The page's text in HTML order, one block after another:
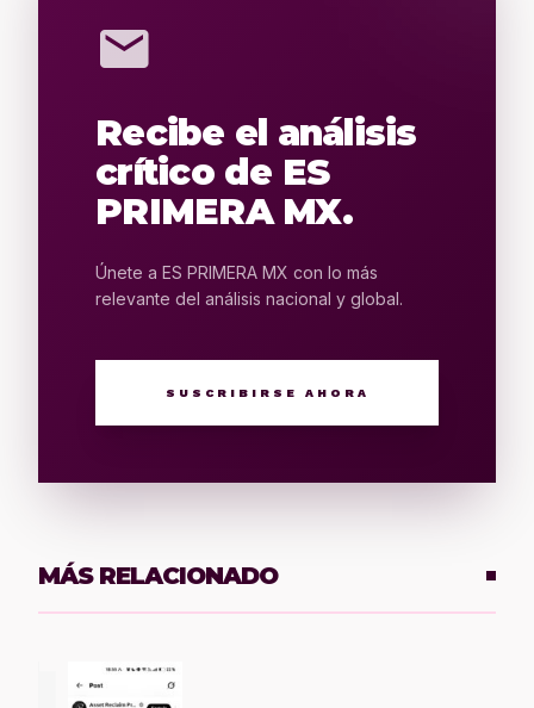
mail
Recibe el análisis
crítico de ES
PRIMERA MX.
Únete a ES PRIMERA MX con lo más
relevante del análisis nacional y global.
SUSCRIBIRSE AHORA
MÁS RELACIONADO